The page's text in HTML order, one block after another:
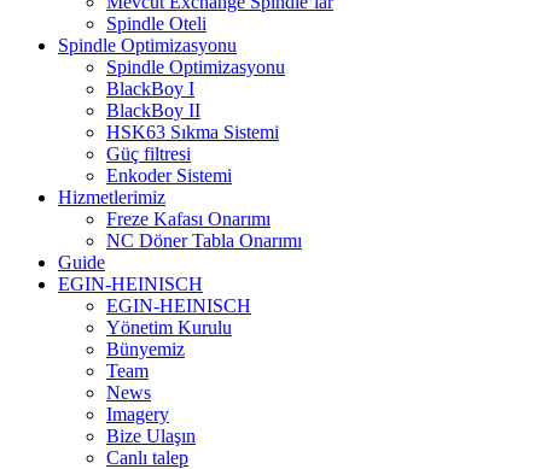
Spindle Oteli
Spindle Optimizasyonu
Spindle Optimizasyonu
BlackBoy I
BlackBoy II
HSK63 Sıkma Sistemi
Güç filtresi
Enkoder Sistemi
Hizmetlerimiz
Freze Kafası Onarımı
NC Döner Tabla Onarımı
Guide
EGIN-HEINISCH
EGIN-HEINISCH
Yönetim Kurulu
Bünyemiz
Team
News
Imagery
Bize Ulaşın
Canlı talep